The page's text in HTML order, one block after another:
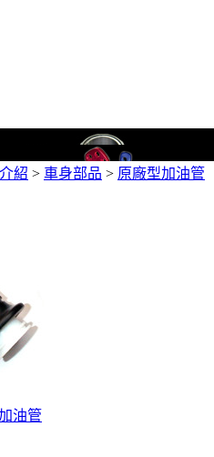
紹 > 車身部品 > 原廠型加油管
油管